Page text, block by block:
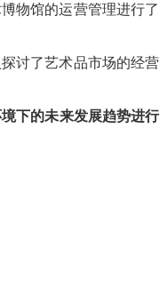
物馆的运营管理进行了
讨了艺术品市场的经营
下的未来发展趋势进行